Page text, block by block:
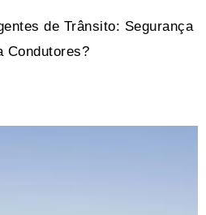
de Trânsito: Segurança
Condutores?